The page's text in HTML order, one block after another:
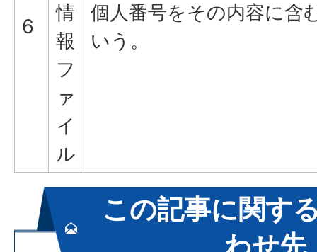
6
情
報
フ
ァ
イ
ル
個人番号をその内容に含
いう。
この記事に関す
わせ先